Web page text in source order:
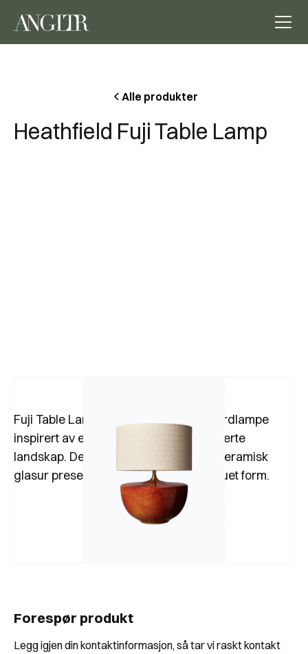
Alle produkter
Heathfield Fuji Table Lamp
Forespør produkt
Legg igjen din kontaktinformasjon, så tar vi raskt kontakt
Fuji Table Lamp fra Heathfield er en bordlampe
inspirert av eldgamle, naturlig skulpturerte
landskap. Den har en levende reaktiv keramisk
glasur presentert på halvkuleformet, buet form.